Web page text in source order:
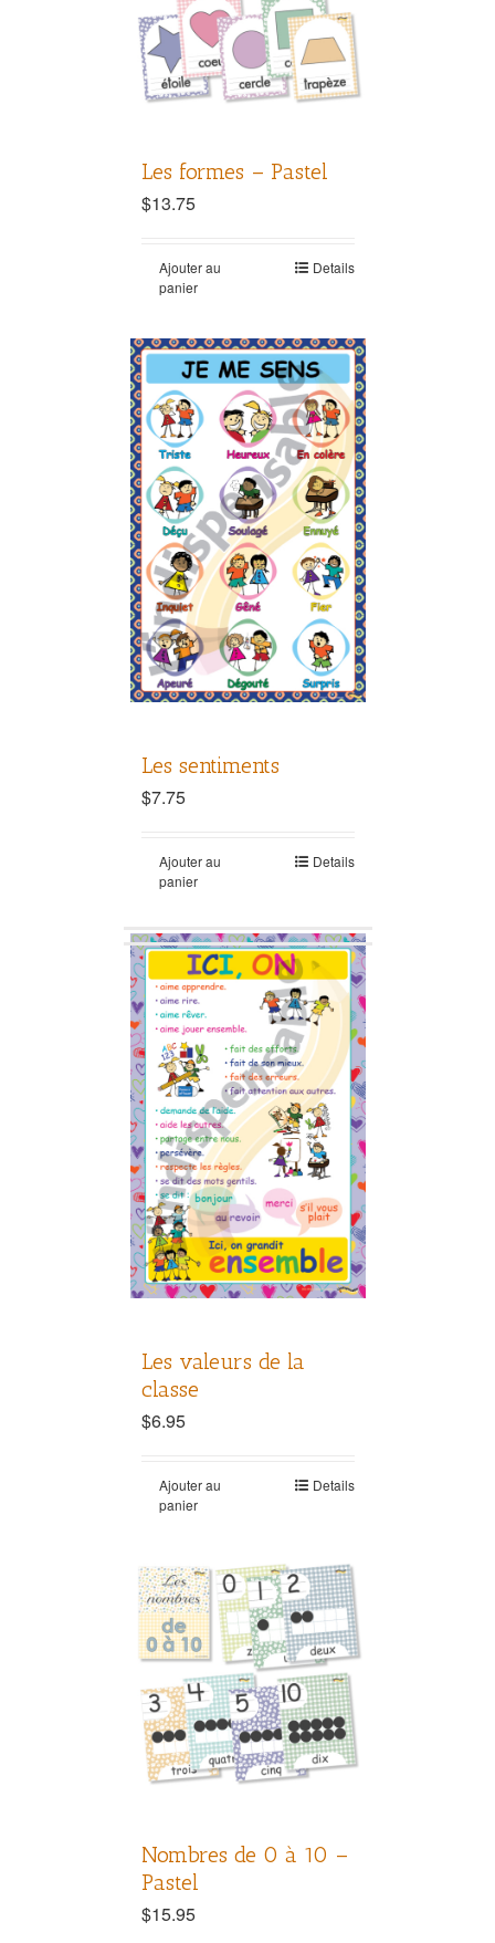
Les formes – Pastel
$13.75
Ajouter au
panier
Details
Les sentiments
$7.75
Ajouter au
panier
Details
Les valeurs de la
classe
$6.95
Ajouter au
panier
Details
Nombres de 0 à 10 –
Pastel
$15.95